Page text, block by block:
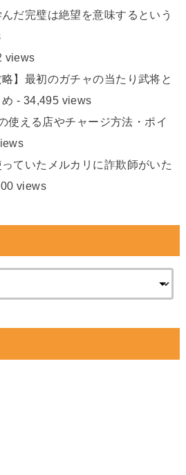
だ完璧は絶望を意味するという
views
略】最初のガチャの当たり武将と
- 34,495 views
使える店やチャージ方法・ポイ
っていたメルカリに詐欺師がいた
views